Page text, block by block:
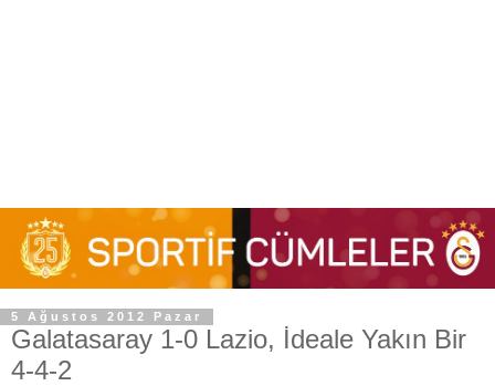
5 Ağustos 2012 Pazar
Galatasaray 1-0 Lazio, İdeale Yakın Bir
4-4-2